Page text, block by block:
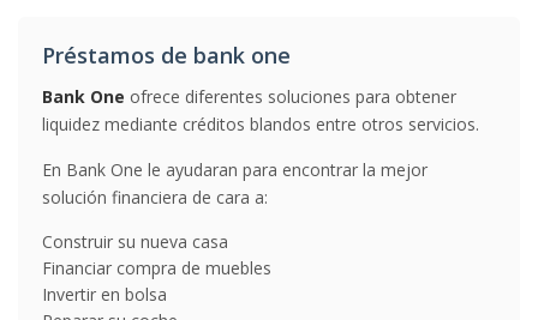
Préstamos de bank one
Bank One ofrece diferentes soluciones para obtener
liquidez mediante créditos blandos entre otros servicios.
En Bank One le ayudaran para encontrar la mejor
solución financiera de cara a:
Construir su nueva casa
Financiar compra de muebles
Invertir en bolsa